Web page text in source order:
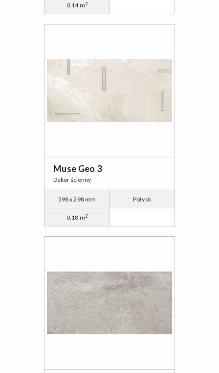
0.14 m2
Muse Geo 3
Dekor ścienny
598 x 298 mm Połysk
0,18 m2